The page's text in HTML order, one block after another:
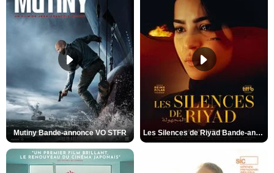
Mutiny Bande-annonce VO STFR Les Silences de Riyad Bande-annonce VO STFR